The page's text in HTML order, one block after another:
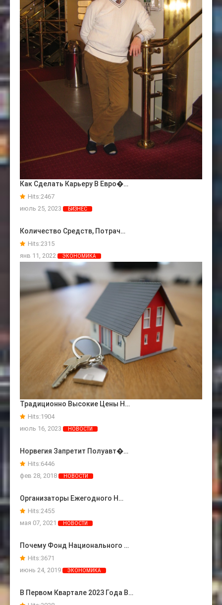
Как Сделать Карьеру В Евро�…
Hits:2467
июль 25, 2023
БИЗНЕС
Количество Средств, Потрач…
Hits:2315
янв 11, 2022
ЭКОНОМИКА
Традиционно Высокие Цены Н…
Hits:1904
июль 16, 2023
НОВОСТИ
Норвегия Запретит Полуавт�…
Hits:6446
фев 28, 2018
НОВОСТИ
Организаторы Ежегодного Н…
Hits:2455
мая 07, 2021
НОВОСТИ
Почему Фонд Национального …
Hits:3671
июнь 24, 2019
ЭКОНОМИКА
В Первом Квартале 2023 Года В…